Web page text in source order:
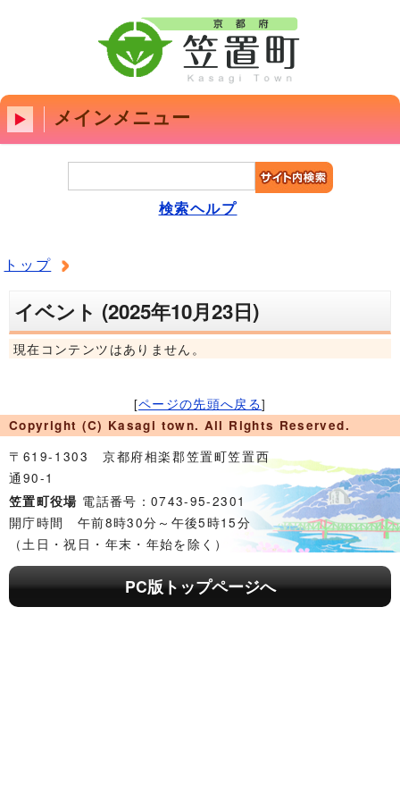
メインメニュー
検索ヘルプ
トップ
イベント (2025年10月23日)
現在コンテンツはありません。
[ページの先頭へ戻る]
Copyright (C) Kasagi town. All Rights Reserved.
〒619-1303 京都府相楽郡笠置町笠置西
通90-1
笠置町役場 電話番号：0743-95-2301
開庁時間 午前8時30分～午後5時15分
（土日・祝日・年末・年始を除く）
PC版トップページへ